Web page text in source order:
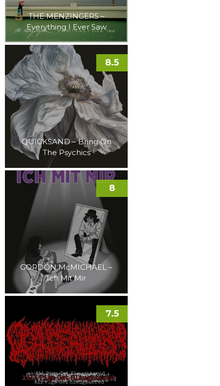
THE MENZINGERS –
Everything I Ever Saw
QUICKSAND – Bring On
The Psychics
8.5
GORDON McMICHAEL –
Ich Mit Mir
8
7.5